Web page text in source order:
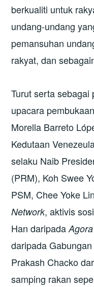
berkualiti untuk
undang-undang
pemansuhan
rakyat, dan
Turut serta sebagai
upacara
Morella Barreto
Kedutaan
selaku Naib
(PRM), Koh Swee
PSM, Chee Yoke
Network, aktivis
Han daripada
daripada
Prakash Chacko
samping rakan